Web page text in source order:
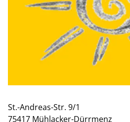
St.-Andreas-Str. 9/1
75417 Mühlacker-Dürrmenz